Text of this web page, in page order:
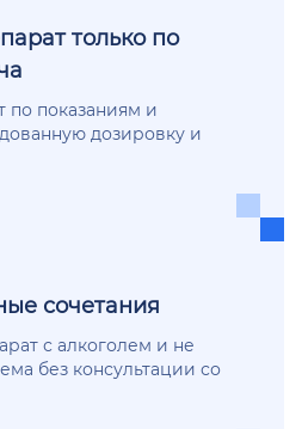
только по
по показаниям и
дозировку и
сочетания
с алкоголем и не
без консультации со